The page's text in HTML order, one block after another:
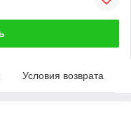
Условия возврата